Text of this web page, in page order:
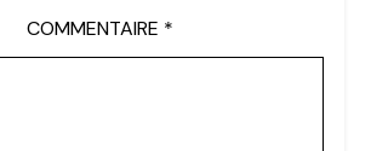
COMMENTAIRE *